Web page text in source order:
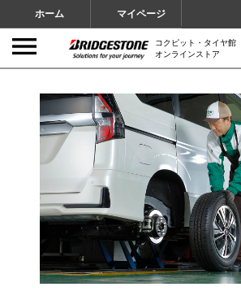
ホーム マイページ
コクピット・タイヤ館
オンラインストア